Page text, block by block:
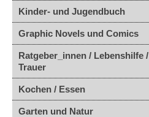
Kinder- und Jugendbuch
Graphic Novels und Comics
Ratgeber_innen / Lebenshilfe /
Trauer
Kochen / Essen
Garten und Natur